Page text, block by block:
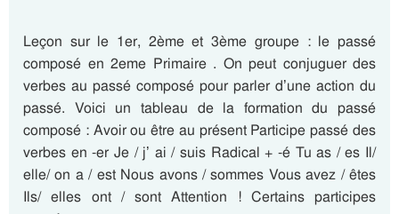
Leçon sur le 1er, 2ème et 3ème groupe : le passé
composé en 2eme Primaire . On peut conjuguer des
verbes au passé composé pour parler d’une action du
passé. Voici un tableau de la formation du passé
composé : Avoir ou être au présent Participe passé des
verbes en -er Je / j’ ai / suis Radical + -é Tu as / es Il/
elle/ on a / est Nous avons / sommes Vous avez / êtes
Ils/ elles ont / sont Attention ! Certains participes